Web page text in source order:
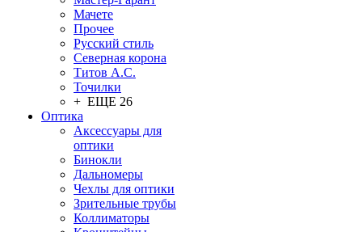
Мачете
Прочее
Русский стиль
Северная корона
Титов А.С.
Точилки
+ ЕЩЕ 26
Оптика
Аксессуары для
оптики
Бинокли
Дальномеры
Чехлы для оптики
Зрительные трубы
Коллиматоры